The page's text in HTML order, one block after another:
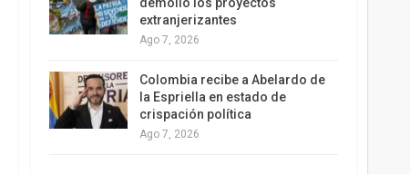
extranjerizantes
Ago 7, 2026
Colombia recibe a Abelardo de
la Espriella en estado de
crispación política
Ago 7, 2026